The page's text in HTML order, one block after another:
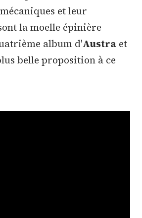
et leur
la moelle épinière
album d'Austra et
belle proposition à ce